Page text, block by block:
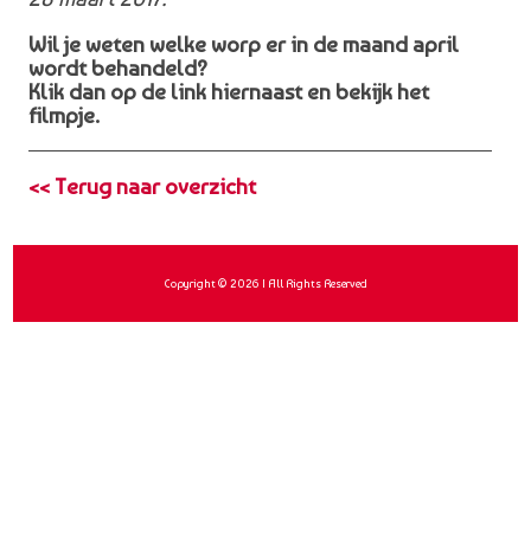
Wil je weten welke worp er in de maand april
wordt behandeld?
Klik dan op de link hiernaast en bekijk het
filmpje.
<< Terug naar overzicht
Copyright © 2026 | All Rights Reserved